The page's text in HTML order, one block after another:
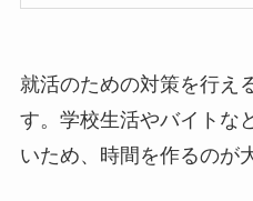
就活のための対策を行え
す。学校生活やバイトな
いため、時間を作るのが